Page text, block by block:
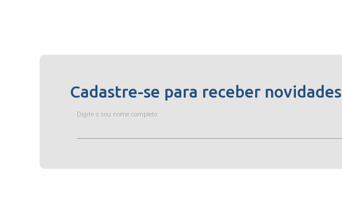
Cadastre-se para receber novidades
Digite o seu nome completo